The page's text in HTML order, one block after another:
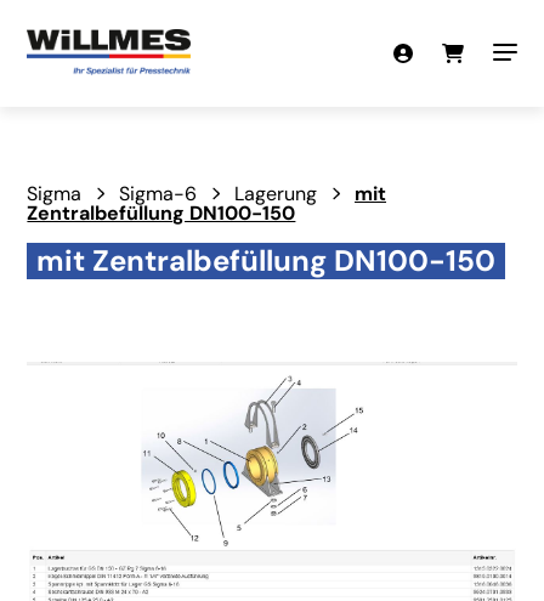
Sigma Sigma-6 Lagerung mit
Zentralbefüllung DN100-150
mit Zentralbefüllung DN100-150